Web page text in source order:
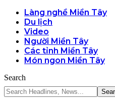
Làng nghề Miền Tây
Du lịch
Video
Người Miền Tây
Các tỉnh Miền Tây
Món ngon Miền Tây
Search